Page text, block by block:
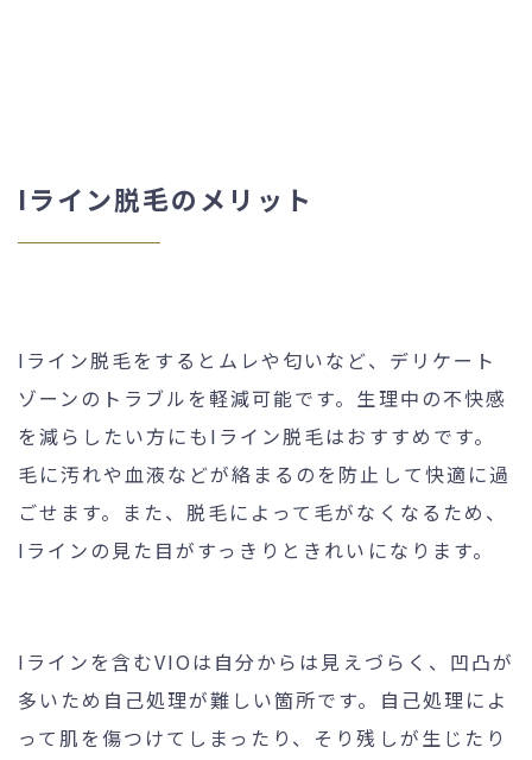
Iライン脱毛のメリット
Iライン脱毛をするとムレや匂いなど、デリケート
ゾーンのトラブルを軽減可能です。生理中の不快感
を減らしたい方にもIライン脱毛はおすすめです。
毛に汚れや血液などが絡まるのを防止して快適に過
ごせます。また、脱毛によって毛がなくなるため、
Iラインの見た目がすっきりときれいになります。
Iラインを含むVIOは自分からは見えづらく、凹凸が
多いため自己処理が難しい箇所です。自己処理によ
って肌を傷つけてしまったり、そり残しが生じたり